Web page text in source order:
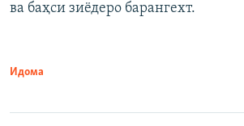
ва баҳси зиёдеро барангехт.
Идома